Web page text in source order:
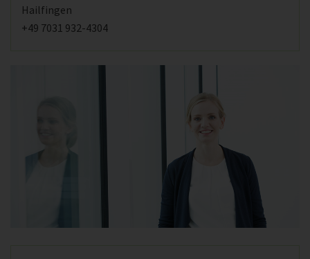
Hailfingen
+49 7031 932-4304